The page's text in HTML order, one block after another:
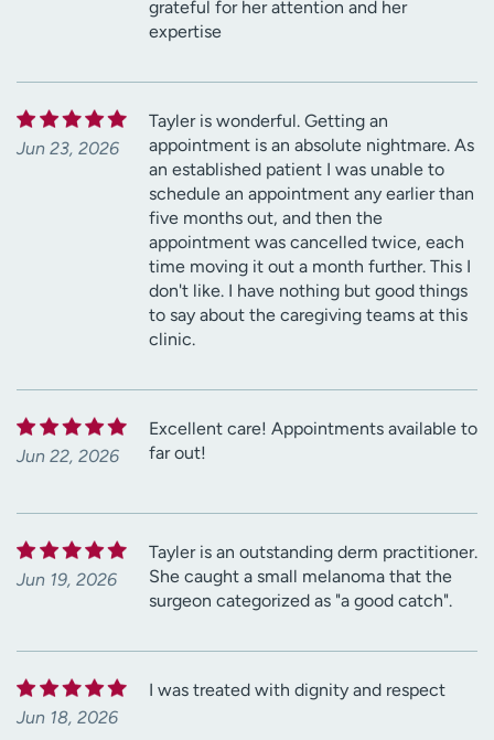
grateful for her attention and her
expertise
Jun 23, 2026
Tayler is wonderful. Getting an
appointment is an absolute nightmare. As
an established patient I was unable to
schedule an appointment any earlier than
five months out, and then the
appointment was cancelled twice, each
time moving it out a month further. This I
don't like. I have nothing but good things
to say about the caregiving teams at this
clinic.
Jun 22, 2026
Excellent care! Appointments available to
far out!
Jun 19, 2026
Tayler is an outstanding derm practitioner.
She caught a small melanoma that the
surgeon categorized as "a good catch".
Jun 18, 2026
I was treated with dignity and respect